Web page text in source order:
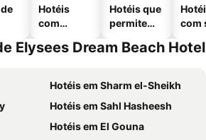
Hotéis
com
Hotéis que
permitem
com
Elysees Dream Beach Hotel
Hotéis em Sharm el-Sheikh
Hotéis em Sahl Hasheesh
Hotéis em El Gouna